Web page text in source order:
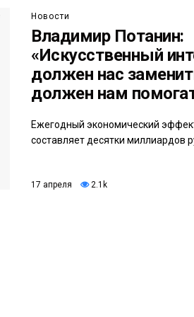
Новости
Владимир Потанин:
«Искусственный
должен нас
должен нам
Ежегодный экономический
составляет десятки миллиардов
17 апреля 2.1k